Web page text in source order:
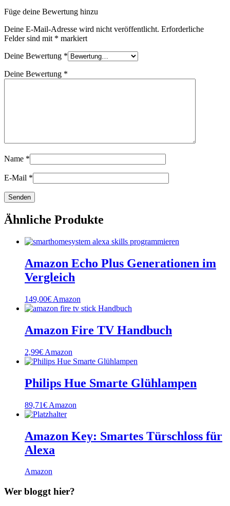
Füge deine Bewertung hinzu
Deine E-Mail-Adresse wird nicht veröffentlicht. Erforderliche
Felder sind mit * markiert
Deine Bewertung *
Deine Bewertung *
Name *
E-Mail *
Ähnliche Produkte
Amazon Echo Plus Generationen im
Vergleich
149,00€ Amazon
Amazon Fire TV Handbuch
2,99€ Amazon
Philips Hue Smarte Glühlampen
89,71€ Amazon
Amazon Key: Smartes Türschloss für
Alexa
Amazon
Wer bloggt hier?